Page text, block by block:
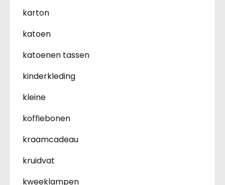
karton
katoen
katoenen tassen
kinderkleding
kleine
koffiebonen
kraamcadeau
kruidvat
kweeklampen